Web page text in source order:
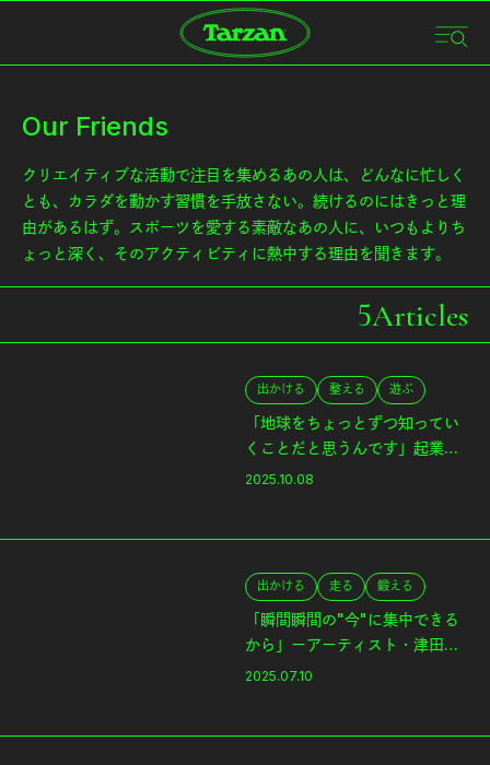
Our Friends
クリエイティブな活動で注目を集めるあの人は、どんなに忙しく
とも、カラダを動かす習慣を手放さない。続けるのにはきっと理
由があるはず。スポーツを愛する素敵なあの人に、いつもよりち
ょっと深く、そのアクティビティに熱中する理由を聞きます。
5Articles
出かける 整える 遊ぶ
「地球をちょっとずつ知ってい
くことだと思うんです」起業
家・本間貴裕さんとSUP｜Our
2025.10.08
出かける 走る 鍛える
「瞬間瞬間の"今"に集中できる
から」ーアーティスト・津田道
子さんとトライアスロン｜Our
2025.07.10